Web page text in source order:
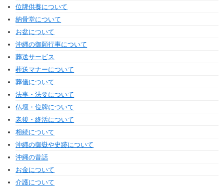
位牌供養について
納骨堂について
お盆について
沖縄の御願行事について
葬送サービス
葬送マナーについて
葬儀について
法事・法要について
仏壇・位牌について
老後・終活について
相続について
沖縄の御嶽や史跡について
沖縄の昔話
お金について
介護について